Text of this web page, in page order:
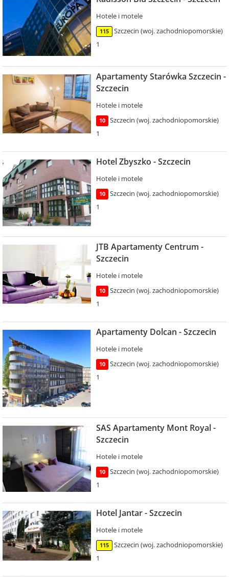
Hotele i motele
115
Szczecin (woj. zachodniopomorskie)
1
Apartamenty Starówka Szczecin -
Szczecin
Hotele i motele
10
Szczecin (woj. zachodniopomorskie)
1
Hotel Zbyszko - Szczecin
Hotele i motele
10
Szczecin (woj. zachodniopomorskie)
1
JTB Apartamenty Centrum -
Szczecin
Hotele i motele
10
Szczecin (woj. zachodniopomorskie)
1
Apartamenty Dolcan - Szczecin
Hotele i motele
10
Szczecin (woj. zachodniopomorskie)
1
SAS Apartamenty Mont Royal -
Szczecin
Hotele i motele
10
Szczecin (woj. zachodniopomorskie)
1
Hotel Jantar - Szczecin
Hotele i motele
115
Szczecin (woj. zachodniopomorskie)
1